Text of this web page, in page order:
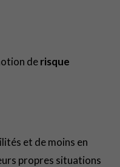
derisque
et de moins en
propres situations